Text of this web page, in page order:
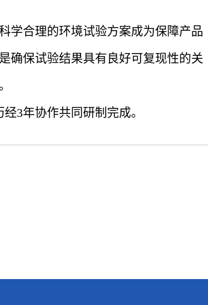
合理的环境试验方案成为保障产品
确保试验结果具有良好可复现性的关
3年协作共同研制完成。